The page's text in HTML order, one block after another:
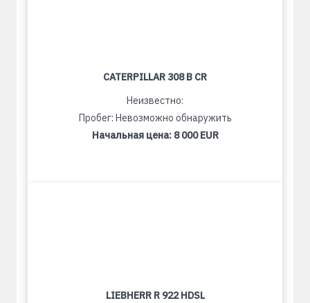
CATERPILLAR 308 B CR
Неизвестно:
Пробег: Невозможно обнаружить
Начальная цена: 8 000 EUR
LIEBHERR R 922 HDSL